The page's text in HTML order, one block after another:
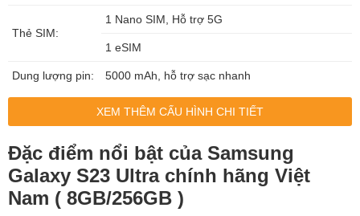
Thẻ SIM:
1 Nano SIM, Hỗ trợ 5G
1 eSIM
Dung lượng pin: 5000 mAh, hỗ trợ sạc nhanh
XEM THÊM CẤU HÌNH CHI TIẾT
Đặc điểm nổi bật của Samsung
Galaxy S23 Ultra chính hãng Việt
Nam ( 8GB/256GB )